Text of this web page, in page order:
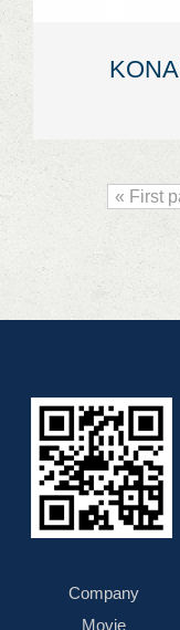
« First
Company
Movie